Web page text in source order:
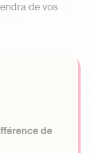
de vos
de